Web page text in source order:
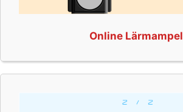
Online Lärmampel